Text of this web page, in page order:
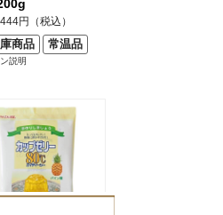
444円（税込）
商品 常温品
説明